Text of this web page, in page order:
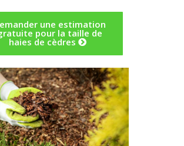
une estimation
pour la taille de
haies de cèdres